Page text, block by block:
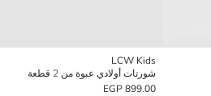
LCW Kids
شورتات أولادي عبوة من 2 قطعة
899.00 EGP